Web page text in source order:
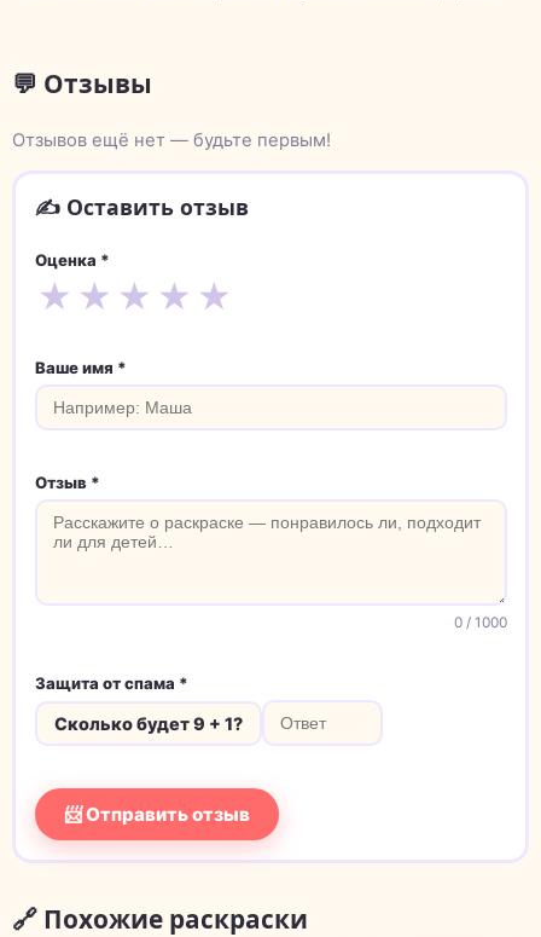
💬 Отзывы
Отзывов ещё нет — будьте первым!
✍️ Оставить отзыв
Оценка *
★ ★ ★ ★ ★
Ваше имя *
Отзыв *
0/ 1000
Защита от спама *
Сколько будет 9 + 1?
📨 Отправить отзыв
🔗 Похожие раскраски